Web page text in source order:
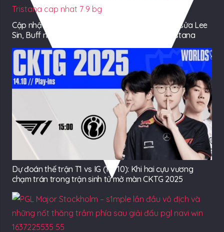
Cập nhật 7/9: Tiếp tục Nerf Gragas, Elise, chỉnh sửa Lee
Sin, Buff nhẹ Fiora và trả lại sát thương cho Tristana
Dự đoán thế trận T1 vs IG (14/10): Khi hai cựu vương
chạm trán trong trận sinh tử mở màn CKTG 2025